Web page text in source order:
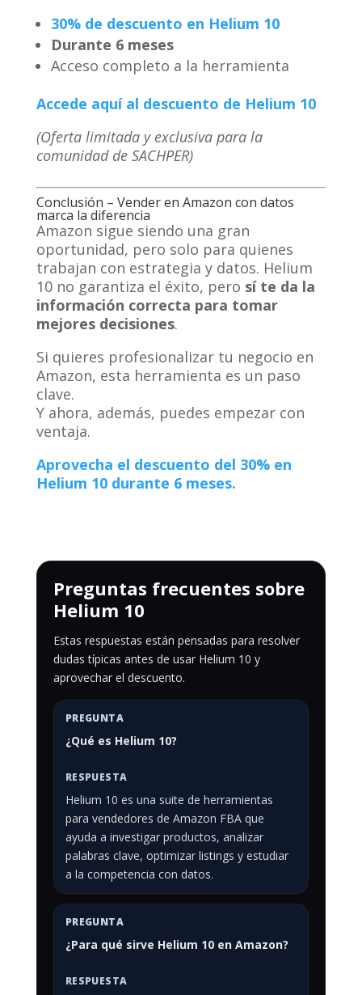
30% de descuento en Helium 10
Durante 6 meses
Acceso completo a la herramienta
Accede aquí al descuento de Helium 10
(Oferta limitada y exclusiva para la
comunidad de SACHPER)
Conclusión – Vender en Amazon con datos
marca la diferencia
Amazon sigue siendo una gran
oportunidad, pero solo para quienes
trabajan con estrategia y datos. Helium
10 no garantiza el éxito, pero sí te da la
información correcta para tomar
mejores decisiones.
Si quieres profesionalizar tu negocio en
Amazon, esta herramienta es un paso
clave.
Y ahora, además, puedes empezar con
ventaja.
Aprovecha el descuento del 30% en
Helium 10 durante 6 meses.
Preguntas frecuentes sobre
Helium 10
Estas respuestas están pensadas para resolver
dudas típicas antes de usar Helium 10 y
aprovechar el descuento.
¿Qué es Helium 10?
Helium 10 es una suite de herramientas
para vendedores de Amazon FBA que
ayuda a investigar productos, analizar
palabras clave, optimizar listings y estudiar
a la competencia con datos.
¿Para qué sirve Helium 10 en Amazon?